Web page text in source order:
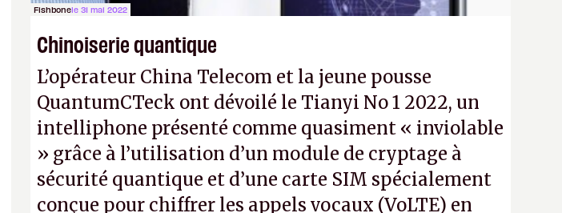
Fishbonele 31 mai 2022
Chinoiserie quantique
L’opérateur China Telecom et la jeune pousse
QuantumCTeck ont dévoilé le Tianyi No 1 2022, un
intelliphone présenté comme quasiment « inviolable
» grâce à l’utilisation d’un module de cryptage à
sécurité quantique et d’une carte SIM spécialement
conçue pour chiffrer les appels vocaux (VoLTE) en